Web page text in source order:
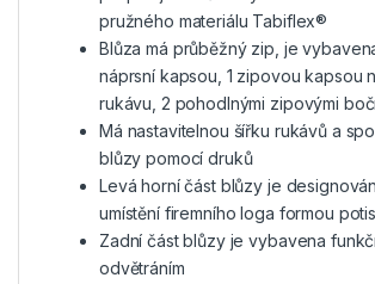
pružného materiálu Tabiflex®
Blůza má průběžný zip, je
náprsní kapsou, 1 zipovou kapsou
rukávu, 2 pohodlnými zipovými
Má nastavitelnou šířku rukávů a
blůzy pomocí druků
Levá horní část blůzy je
umístění firemního loga formou
Zadní část blůzy je vybavena
odvětráním